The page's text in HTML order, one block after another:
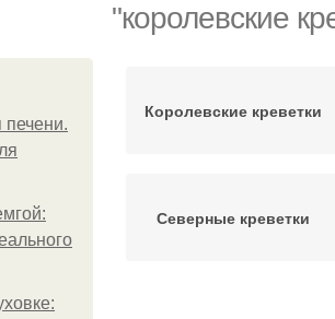
"королевские
печени.
Королевские креветки
Северные креветки